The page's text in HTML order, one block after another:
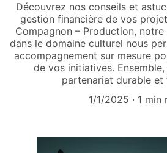
Découvrez nos conseils et
gestion financière de vos
Compagnon – Production,
dans le domaine culturel nous
accompagnement sur mesure
de vos initiatives.
partenariat durable et
1/1/2025
1 min